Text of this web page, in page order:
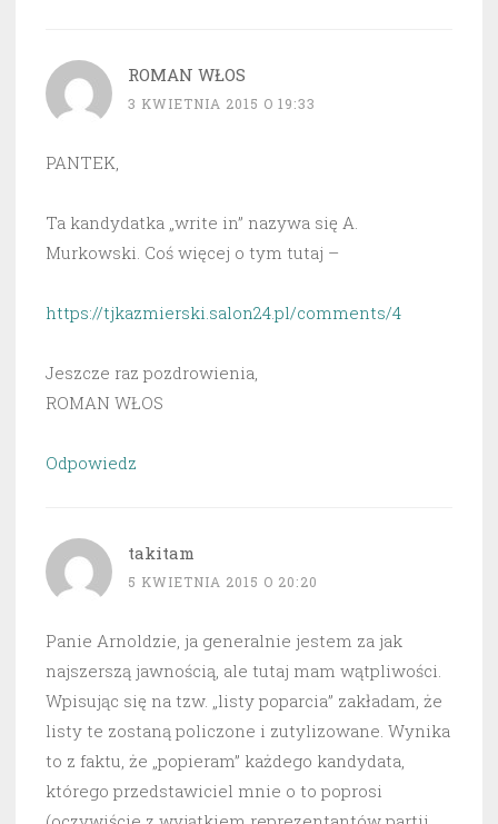
ROMAN WŁOS
3 KWIETNIA 2015 O 19:33
PANTEK,
Ta kandydatka „write in” nazywa się A.
Murkowski. Coś więcej o tym tutaj –
https://tjkazmierski.salon24.pl/comments/4
Jeszcze raz pozdrowienia,
ROMAN WŁOS
Odpowiedz
takitam
5 KWIETNIA 2015 O 20:20
Panie Arnoldzie, ja generalnie jestem za jak
najszerszą jawnością, ale tutaj mam wątpliwości.
Wpisując się na tzw. „listy poparcia” zakładam, że
listy te zostaną policzone i zutylizowane. Wynika
to z faktu, że „popieram” każdego kandydata,
którego przedstawiciel mnie o to poprosi